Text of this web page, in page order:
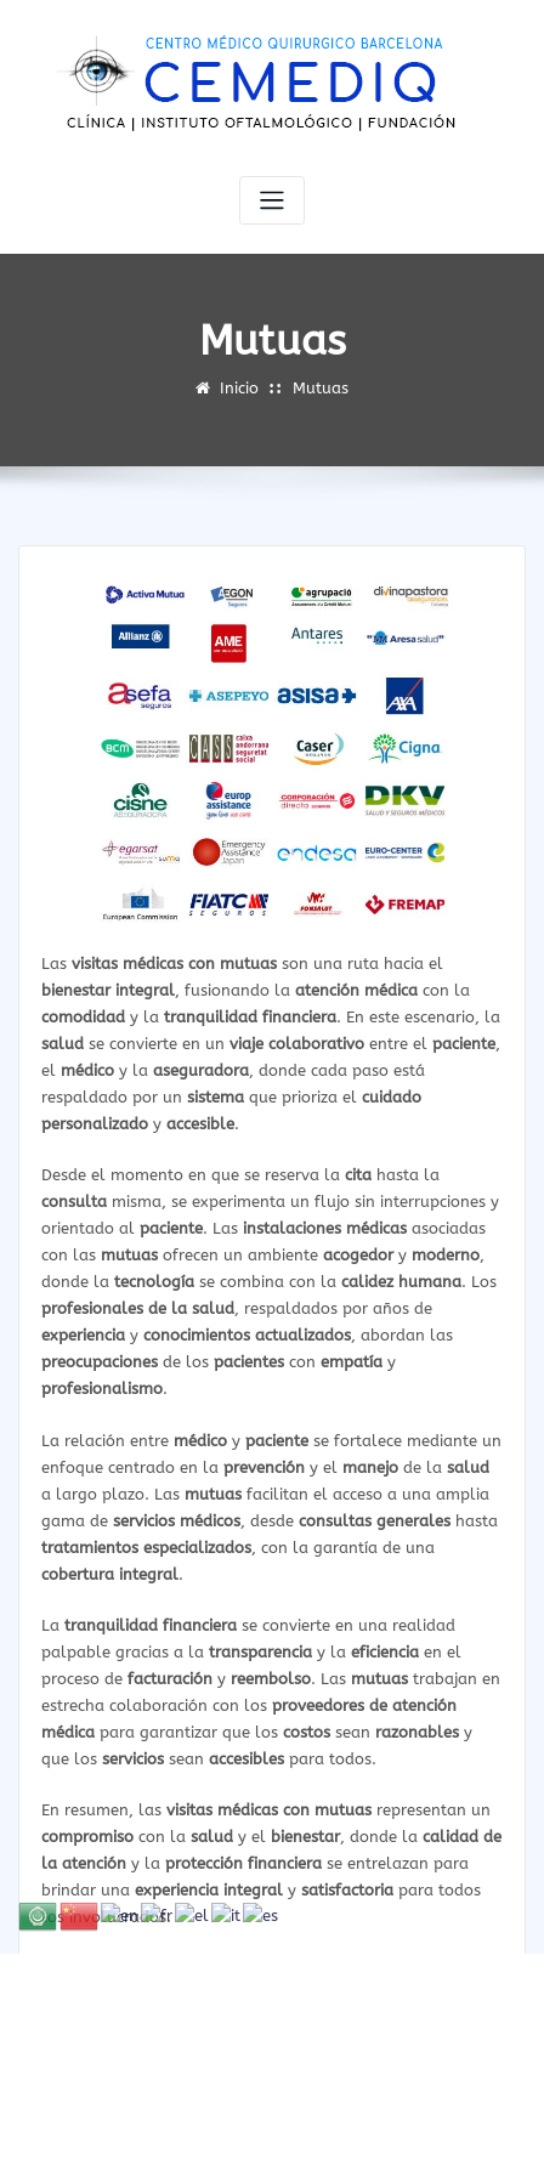
Mutuas
Inicio Mutuas
Las visitas médicas con mutuasson una ruta hacia el
bienestar integral, fusionando la atención médicacon la
comodidady la tranquilidad financiera. En este escenario, la
saludse convierte en un viaje colaborativoentre el paciente,
el médicoy la aseguradora, donde cada paso está
respaldado por un sistemaque prioriza el cuidado
personalizadoy accesible.
Desde el momento en que se reserva la citahasta la
consultamisma, se experimenta un flujo sin interrupciones y
orientado al paciente. Las instalaciones médicasasociadas
con las mutuasofrecen un ambiente acogedory moderno,
donde la tecnologíase combina con la calidez humana. Los
profesionales de la salud, respaldados por años de
experienciay conocimientos actualizados, abordan las
preocupacionesde los pacientescon empatíay
profesionalismo.
La relación entre médicoy pacientese fortalece mediante un
enfoque centrado en la prevencióny el manejode la salud
a largo plazo. Las mutuasfacilitan el acceso a una amplia
gama de servicios médicos, desde consultas generaleshasta
tratamientos especializados, con la garantía de una
cobertura integral.
La tranquilidad financierase convierte en una realidad
palpable gracias a la transparenciay la eficienciaen el
proceso de facturacióny reembolso. Las mutuastrabajan en
estrecha colaboración con los proveedores de atención
médicapara garantizar que los costossean razonablesy
que los serviciossean accesiblespara todos.
En resumen, las visitas médicas con mutuasrepresentan un
compromisocon la saludy el bienestar, donde la calidad de
la atencióny la protección financierase entrelazan para
brindar una experiencia integraly satisfactoriapara todos
los involucrados.